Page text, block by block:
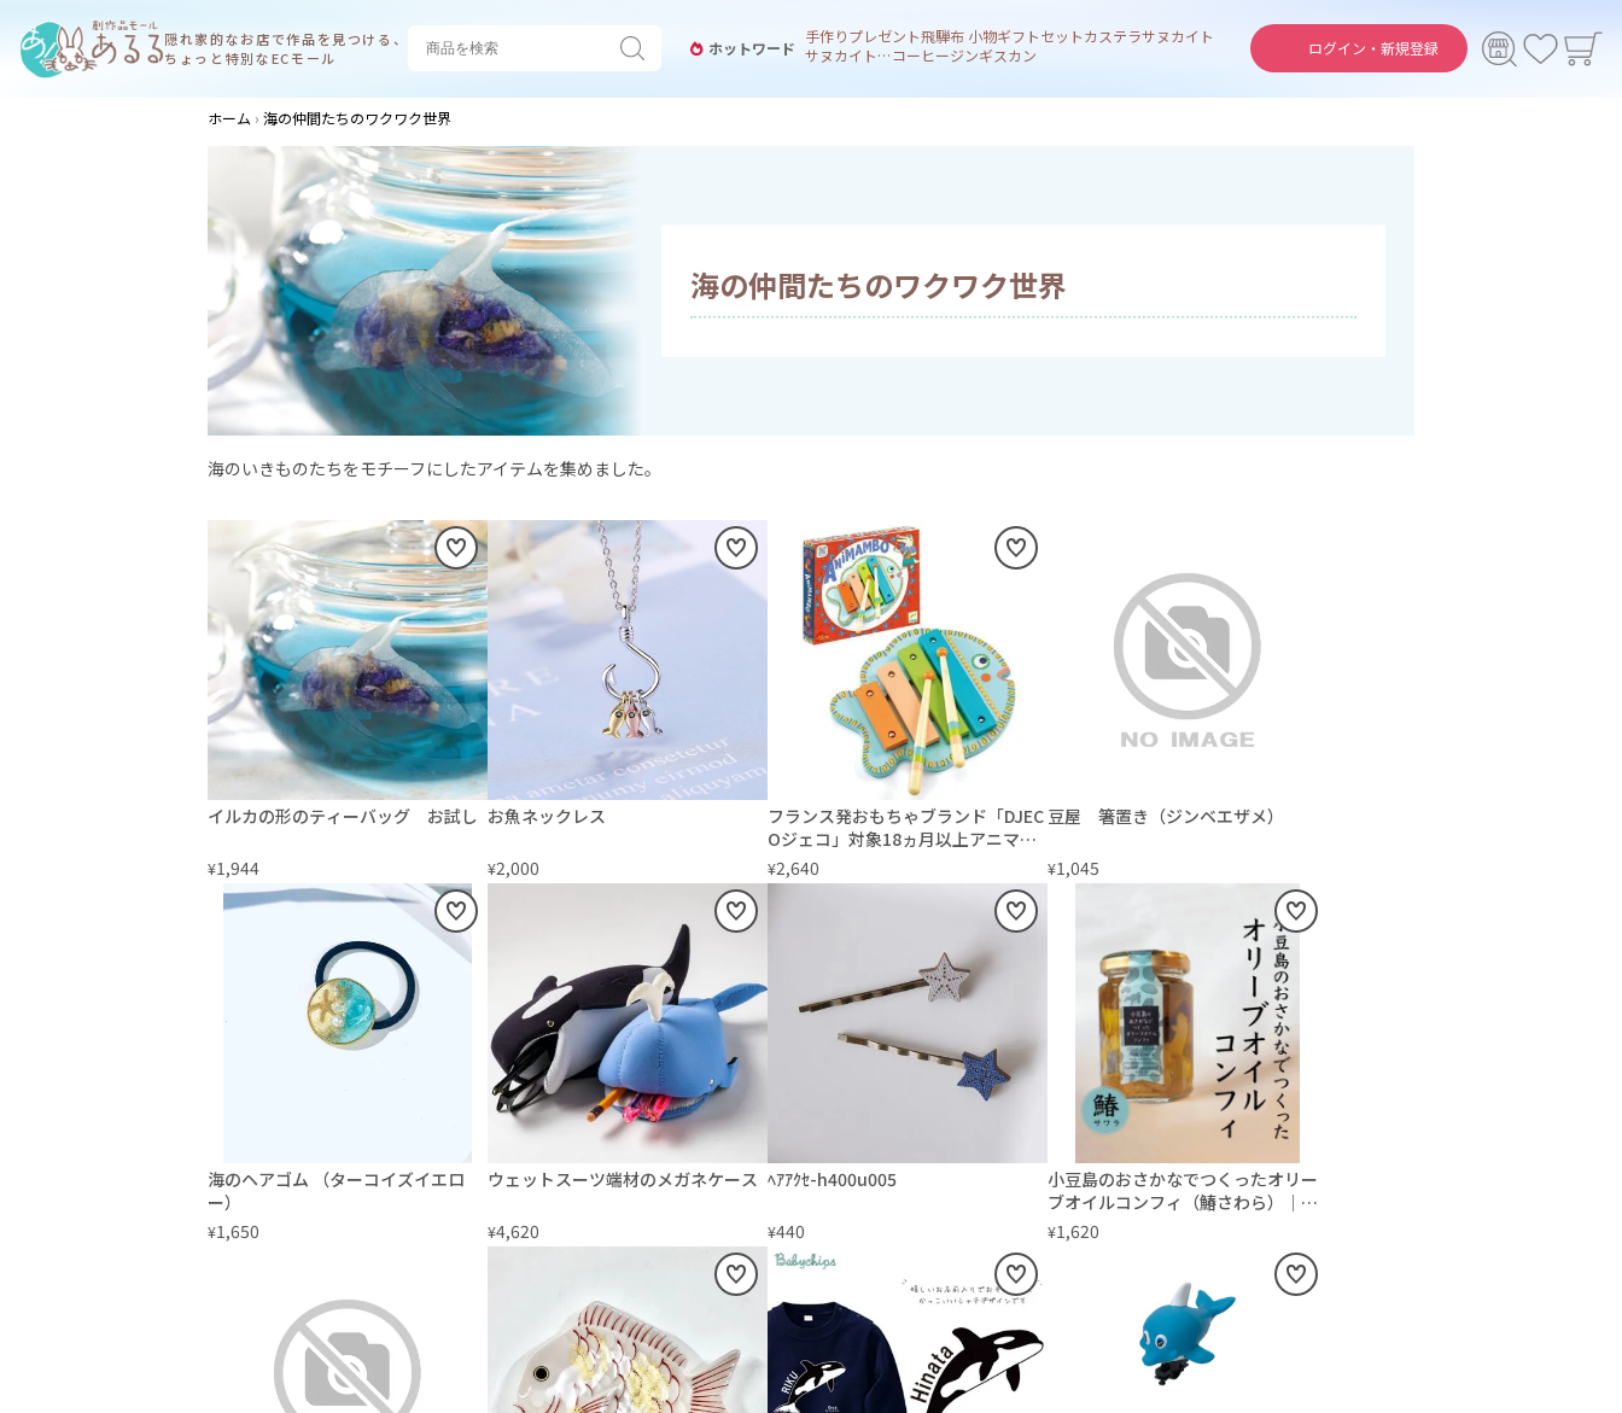
隠れ家的なお店で作品を見つける、
ちょっと特別なECモール
ログイン・ 新規登録
ホットワード
手作りプレゼント飛騨布 小物ギフトセットカステラサヌカイト
サヌカイト 風鈴コーヒージンギスカン
ホーム 海の仲間たちのワクワク世界
海の仲間たちのワクワク世界
海のいきものたちをモチーフにしたアイテムを集めました。
イルカの形のティーバッグ お試し
¥1,944
お魚ネックレス
¥2,000
フランス発おもちゃブランド「DJEC
Oジェコ」対象18ヵ月以上アニマン
ボシリーズ シロフォン 楽器玩具お誕
生日プレゼントに！インテリアとし
てもかわいいフランスおもちゃ
¥2,640
豆屋 箸置き（ジンベエザメ）
¥1,045
海のヘアゴム （ターコイズイエロ
ー）
¥1,650
ウェットスーツ端材のメガネケース
¥4,620
ﾍｱｱｸｾ-h400u005
¥440
小豆島のおさかなでつくったオリー
ブオイルコンフィ（鰆さわら）｜池
田漁業協同組合
¥1,620